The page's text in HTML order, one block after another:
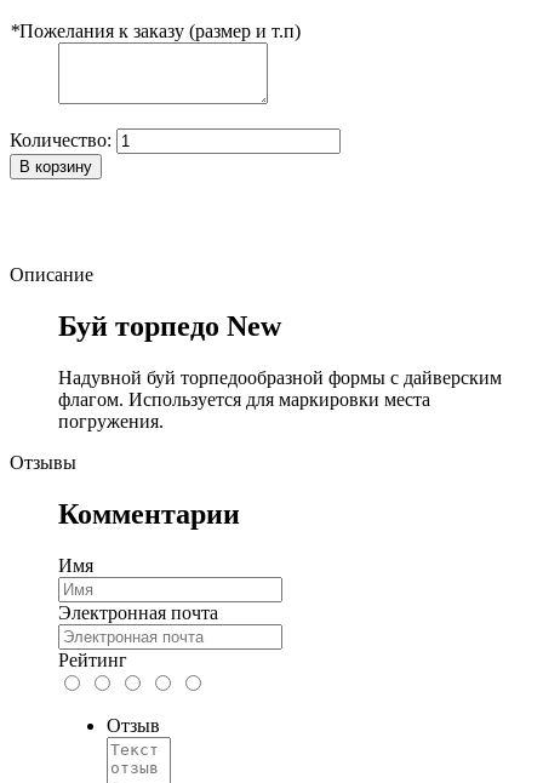
*Пожелания к заказу (размер и т.п)
Количество:
В корзину
Описание
Буй торпедо New
Надувной буй торпедообразной формы с дайверским
флагом. Используется для маркировки места
погружения.
Отзывы
Комментарии
Имя
Электронная почта
Рейтинг
Отзыв